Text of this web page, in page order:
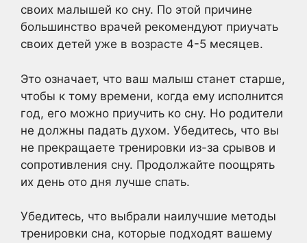
своих малышей ко сну. По этой причине
большинство врачей рекомендуют приучать
своих детей уже в возрасте 4-5 месяцев.
Это означает, что ваш малыш станет старше,
чтобы к тому времени, когда ему исполнится
год, его можно приучить ко сну. Но родители
не должны падать духом. Убедитесь, что вы
не прекращаете тренировки из-за срывов и
сопротивления сну. Продолжайте поощрять
их день ото дня лучше спать.
Убедитесь, что выбрали наилучшие методы
тренировки сна, которые подходят вашему